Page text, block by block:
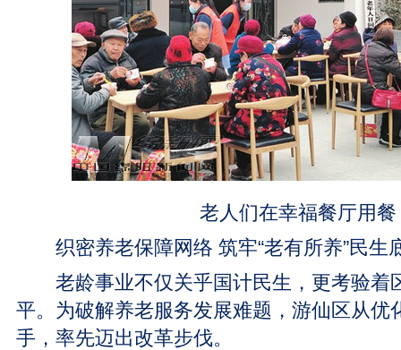
老人们在幸福餐厅用餐
织密养老保障网络 筑牢“老有所养”民生
老龄事业不仅关乎国计民生，更考验着
平。为破解养老服务发展难题，游仙区从优
手，率先迈出改革步伐。